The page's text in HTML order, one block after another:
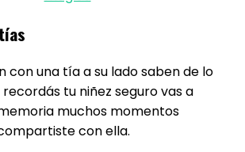
con una tía a su lado saben de lo
recordás tu niñez seguro vas a
muchos momentos
con ella.